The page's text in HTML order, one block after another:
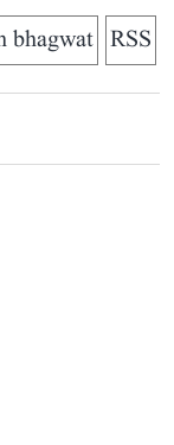
RSS
bhagwat